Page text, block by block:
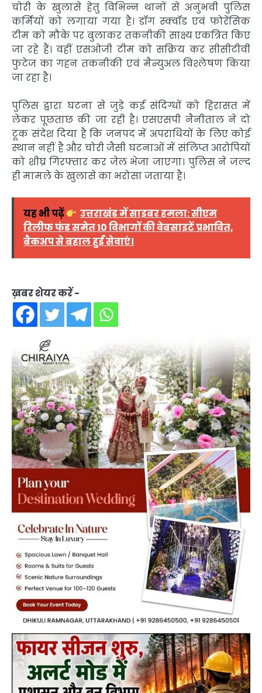
चोरी के खुलासे हेतु विभिन्न थानों से अनुभवी पुलिस
कर्मियों को लगाया गया है। डॉग स्क्वॉड एवं फोरेंसिक
टीम को मौके पर बुलाकर तकनीकी साक्ष्य एकत्रित किए
जा रहे हैं। वहीं एसओजी टीम को सक्रिय कर सीसीटीवी
फुटेज का गहन तकनीकी एवं मैन्युअल विश्लेषण किया
जा रहा है।
पुलिस द्वारा घटना से जुड़े कई संदिग्धों को हिरासत में
लेकर पूछताछ की जा रही है। एसएसपी नैनीताल ने दो
टूक संदेश दिया है कि जनपद में अपराधियों के लिए कोई
स्थान नहीं है और चोरी जैसी घटनाओं में संलिप्त आरोपियों
को शीघ्र गिरफ्तार कर जेल भेजा जाएगा। पुलिस ने जल्द
ही मामले के खुलासे का भरोसा जताया है।
यह भी पढ़ें
उत्तराखंड में साइबर हमला: सीएम
रिलीफ फंड समेत 10 विभागों की वेबसाइटें प्रभावित,
बैकअप से बहाल हुईं सेवाएं।
ख़बर शेयर करें -